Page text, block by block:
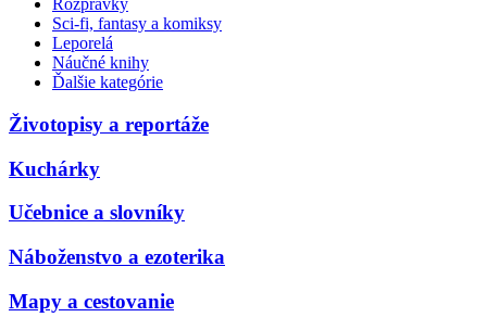
Rozprávky
Sci-fi, fantasy a komiksy
Leporelá
Náučné knihy
Ďalšie kategórie
Životopisy a reportáže
Kuchárky
Učebnice a slovníky
Náboženstvo a ezoterika
Mapy a cestovanie